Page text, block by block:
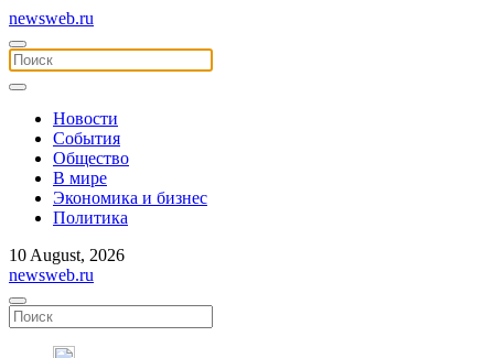
newsweb.ru
Новости
События
Общество
В мире
Экономика и бизнес
Политика
10 August, 2026
newsweb.ru